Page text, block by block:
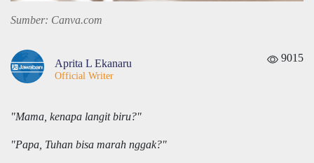
Sumber: Canva.com
Aprita L Ekanaru
Official Writer
9015
"Mama, kenapa langit biru?"
"Papa, Tuhan bisa marah nggak?"